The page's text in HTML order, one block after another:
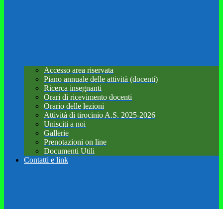
Accesso area riservata
Piano annuale delle attività (docenti)
Ricerca insegnanti
Orari di ricevimento docenti
Orario delle lezioni
Attività di tirocinio A.S. 2025-2026
Unisciti a noi
Gallerie
Prenotazioni on line
Documenti Utili
Contatti e link